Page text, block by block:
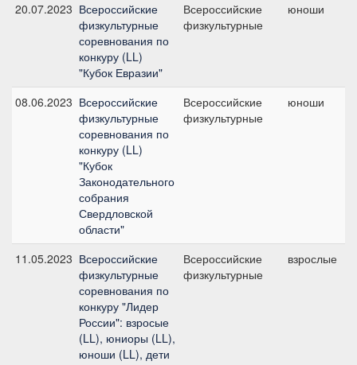
20.07.2023 Всероссийские
физкультурные
соревнования по
конкуру (LL)
"Кубок Евразии"
Всероссийские
физкультурные
юноши
08.06.2023 Всероссийские
физкультурные
соревнования по
конкуру (LL)
"Кубок
Законодательного
собрания
Свердловской
области"
Всероссийские
физкультурные
юноши
11.05.2023 Всероссийские
физкультурные
соревнования по
конкуру "Лидер
России": взросые
(LL), юниоры (LL),
юноши (LL), дети
Всероссийские
физкультурные
взрослые